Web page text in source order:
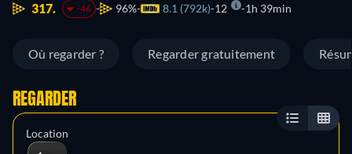
317. -46 96% 8.1 (792k) 12 1h 39min
Où regarder ? Regarder gratuitement
REGARDER
Location